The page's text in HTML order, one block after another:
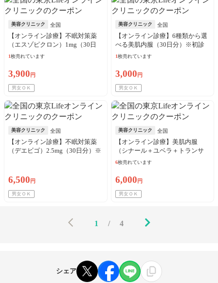
美容クリニック 全国
【オンライン診療】不眠対策薬
（エスゾピクロン）1mg（30日
分）※初診料・送料込／リピー
1枚売れています
3,900 円
男女ＯＫ
美容クリニック 全国
【オンライン診療】6種類から選
べる美肌内服（30日分）※初診
料・送料込／リピート可
1枚売れています
3,000 円
男女ＯＫ
美容クリニック 全国
【オンライン診療】不眠対策薬
（デエビゴ）2.5mg（30日分）※
6,500 円
男女ＯＫ
美容クリニック 全国
【オンライン診療】美肌内服
（シナール＋ユベラ＋トランサ
ミン250mg）30日分 ※初診料・
6枚売れています
6,000 円
男女ＯＫ
1 / 4
シェア